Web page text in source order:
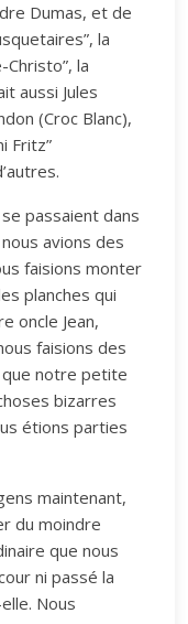
Dumas, et de
la
Christo”, la
aussi Jules
(Croc Blanc),
Fritz”
passaient dans
avions des
faisions monter
planches qui
oncle Jean,
faisions des
que notre petite
bizarres
étions parties
maintenant,
du moindre
que nous
ni passé la
Nous